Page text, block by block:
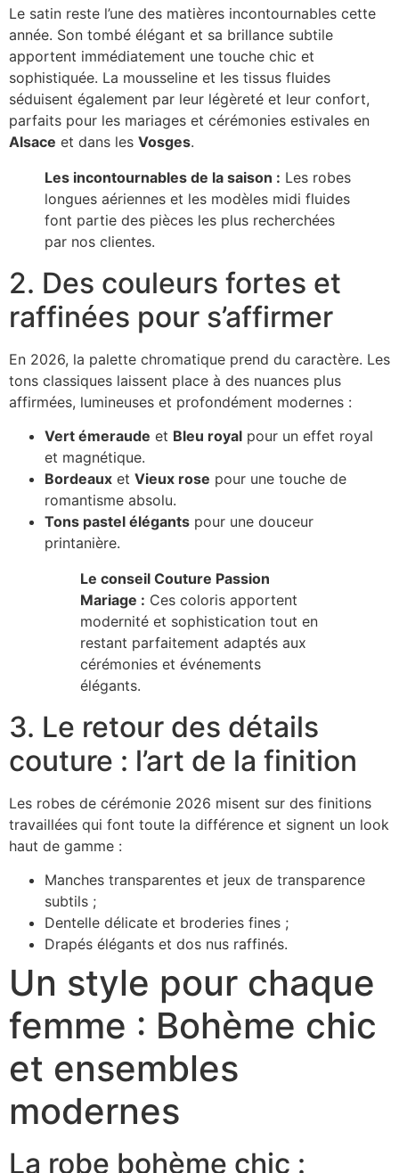
Le satin reste l’une des matières incontournables cette
année. Son tombé élégant et sa brillance subtile
apportent immédiatement une touche chic et
sophistiquée. La mousseline et les tissus fluides
séduisent également par leur légèreté et leur confort,
parfaits pour les mariages et cérémonies estivales en
Alsace et dans les Vosges.
Les incontournables de la saison : Les robes
longues aériennes et les modèles midi fluides
font partie des pièces les plus recherchées
par nos clientes.
2. Des couleurs fortes et
raffinées pour s’affirmer
En 2026, la palette chromatique prend du caractère. Les
tons classiques laissent place à des nuances plus
affirmées, lumineuses et profondément modernes :
Vert émeraude et Bleu royal pour un effet royal
et magnétique.
Bordeaux et Vieux rose pour une touche de
romantisme absolu.
Tons pastel élégants pour une douceur
printanière.
Le conseil Couture Passion
Mariage : Ces coloris apportent
modernité et sophistication tout en
restant parfaitement adaptés aux
cérémonies et événements
élégants.
3. Le retour des détails
couture : l’art de la finition
Les robes de cérémonie 2026 misent sur des finitions
travaillées qui font toute la différence et signent un look
haut de gamme :
Manches transparentes et jeux de transparence
subtils ;
Dentelle délicate et broderies fines ;
Drapés élégants et dos nus raffinés.
Un style pour chaque
femme : Bohème chic
et ensembles
modernes
La robe bohème chic :